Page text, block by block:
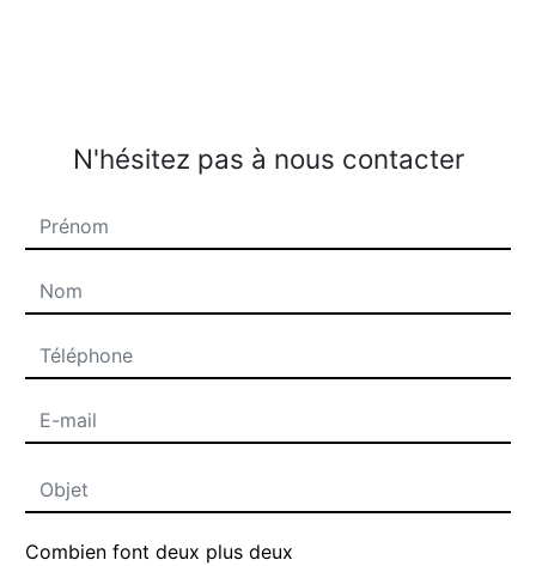
N'hésitez pas à nous contacter
Combien font deux plus deux